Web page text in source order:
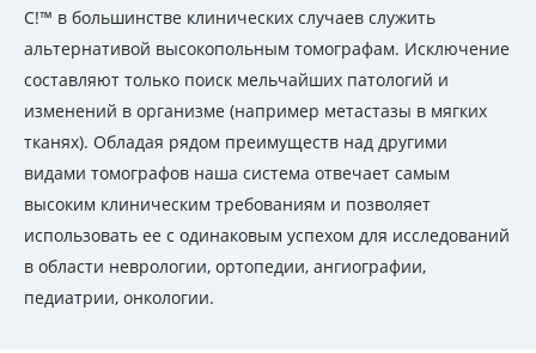
C!™ в большинстве клинических случаев служить
альтернативой высокопольным томографам. Исключение
составляют только поиск мельчайших патологий и
изменений в организме (например метастазы в мягких
тканях). Обладая рядом преимуществ над другими
видами томографов наша система отвечает самым
высоким клиническим требованиям и позволяет
использовать ее с одинаковым успехом для исследований
в области неврологии, ортопедии, ангиографии,
педиатрии, онкологии.